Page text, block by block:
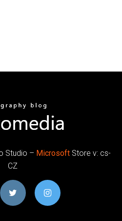
Studio – Microsoft Store v: cs-
CZ